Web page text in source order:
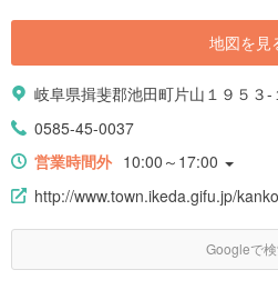
地図を見
岐阜県揖斐郡池田町片山１９５３-
0585-45-0037
営業時間外 10:00～17:00
http://www.town.ikeda.gifu.jp/
Googleで